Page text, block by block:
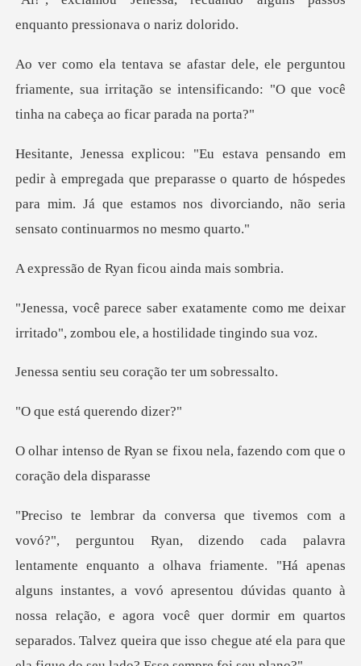
enquanto p
tou
friamente, sua irritação se intensificando: "O
gada que preparasse o quarto de hóspedes
para mim. Já que estamos
Ryan ficou aind
te como me deixar
irritado", zombou
seu coração ter
tá queren
fixou nela, fazendo com q
hava friamente. "Há apenas
alguns instantes, a vovó apresentou dúvidas quanto à
nossa relação, e agora você quer dormir